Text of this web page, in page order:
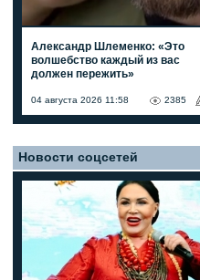
Александр Шлеменко: «Это
волшебство каждый из вас
должен пережить»
04 августа 2026 11:58 2385
Новости соцсетей